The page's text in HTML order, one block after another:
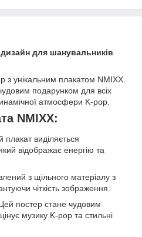
для шанувальників
з унікальним плакатом NMIXX.
подарунком для всіх
атмосфери K-pop.
NMIXX:
плакат виділяється
відображає енергію та
з щільного матеріалу з
чіткість зображення.
постер стане чудовим
музику K-pop та стильні